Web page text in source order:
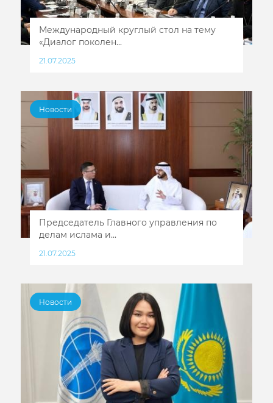
Международный круглый стол на тему
«Диалог поколен...
21.07.2025
Новости
Председатель Главного управления по
делам ислама и...
21.07.2025
Новости